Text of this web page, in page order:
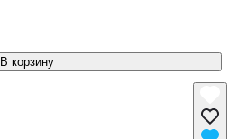
В корзину